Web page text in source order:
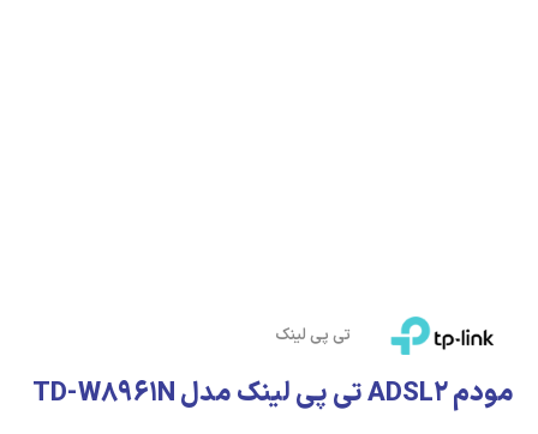
تی پی لینک
مودم ADSL2 تی پی لینک مدل TD-W8961N